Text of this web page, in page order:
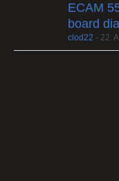
ECAM
board
clod22 - 22.